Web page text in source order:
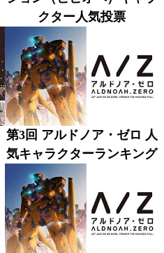
クター人気投票
第3回 アルドノア・ゼロ 人
気キャラクターランキング